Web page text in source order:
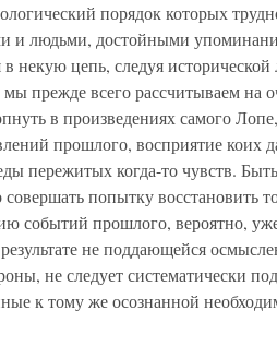
порядок которых
и людьми, достойными
в некую цепь, следуя
прежде всего рассчитываем на
в произведениях самого
прошлого, восприятие коих
пережитых когда-то чувств.
попытку восстановить
событий прошлого, вероятно,
не поддающейся
не следует систематически
к тому же осознанной